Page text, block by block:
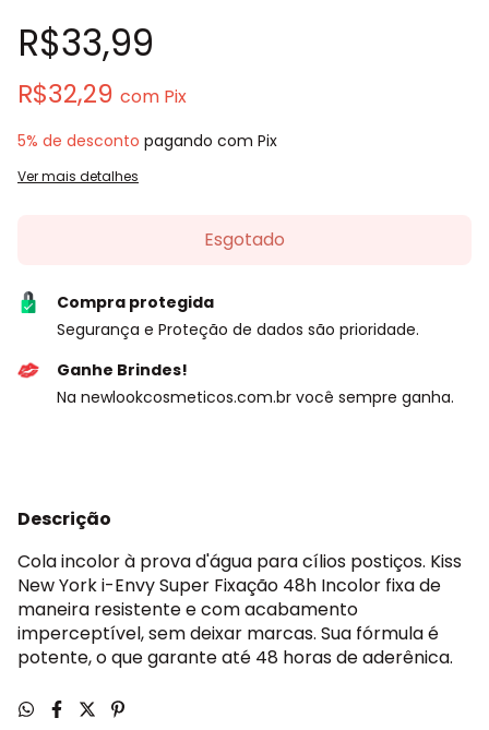
R$33,99
R$32,29 com Pix
5% de desconto pagando com Pix
Ver mais detalhes
Compra protegida
Segurança e Proteção de dados são prioridade.
Ganhe Brindes!
Na newlookcosmeticos.com.br você sempre ganha.
Descrição
Cola incolor à prova d'água para cílios postiços. Kiss
New York i-Envy Super Fixação 48h Incolor fixa de
maneira resistente e com acabamento
imperceptível, sem deixar marcas. Sua fórmula é
potente, o que garante até 48 horas de aderênica.